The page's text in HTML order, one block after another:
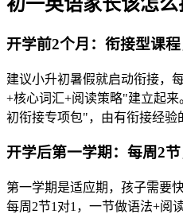
开学前2个月：衔接型课
建议小升初暑假就启动衔接，
+核心词汇+阅读策略"建立起
初衔接专项包"，由有衔接经验
开学后第一学期：每周2
第一学期是适应期，孩子需要
每周2节1对1，一节做语法+阅